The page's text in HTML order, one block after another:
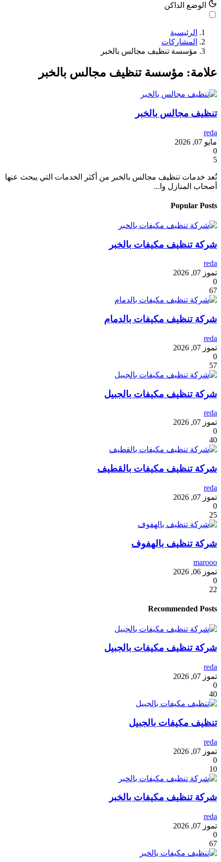
الوضع الداكن
الرئيسية
المشاركات
مؤسسة تنظيف مجالس بالخبر
علامة: مؤسسة تنظيف مجالس بالخبر
تنظيف مجالس بالخبر
reda
مايو 07, 2026
0
5
تُعد خدمات تنظيف مجالس بالخبر من أكثر الخدمات التي يبحث عنها
أصحاب المنازل وا...
Popular Posts
شركة تنظيف مكيفات بالخبر
reda
تموز 07, 2026
0
67
شركة تنظيف مكيفات بالدمام
reda
تموز 07, 2026
0
57
شركة تنظيف مكيفات بالجبيل
reda
تموز 07, 2026
0
40
شركة تنظيف مكيفات بالقطيف
reda
تموز 07, 2026
0
25
شركة تنظيف بالهفوف
marooo
تموز 06, 2026
0
22
Recommended Posts
شركة تنظيف مكيفات بالجبيل
reda
تموز 07, 2026
0
40
تنظيف مكيفات بالجبيل
reda
تموز 07, 2026
0
10
شركة تنظيف مكيفات بالخبر
reda
تموز 07, 2026
0
67